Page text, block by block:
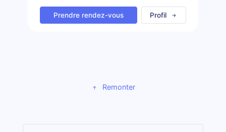
Prendre rendez-vous Profil
Remonter